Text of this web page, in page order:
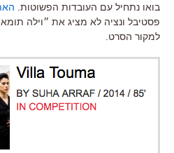
בואו נתחיל עם העובדות הפשוטות.
פסטיבל ונציה לא מציג את ״וילה
למקור הסרט.